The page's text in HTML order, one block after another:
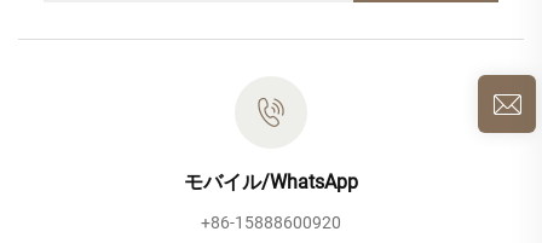
モバイル/WhatsApp
+86-15888600920